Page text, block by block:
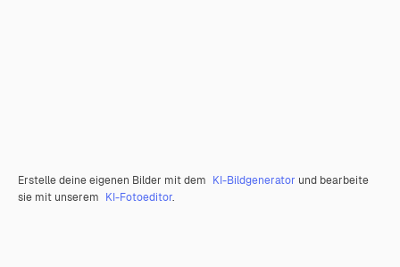
Erstelle deine eigenen Bilder mit dem KI-Bildgenerator und bearbeite
sie mit unserem KI-Fotoeditor.